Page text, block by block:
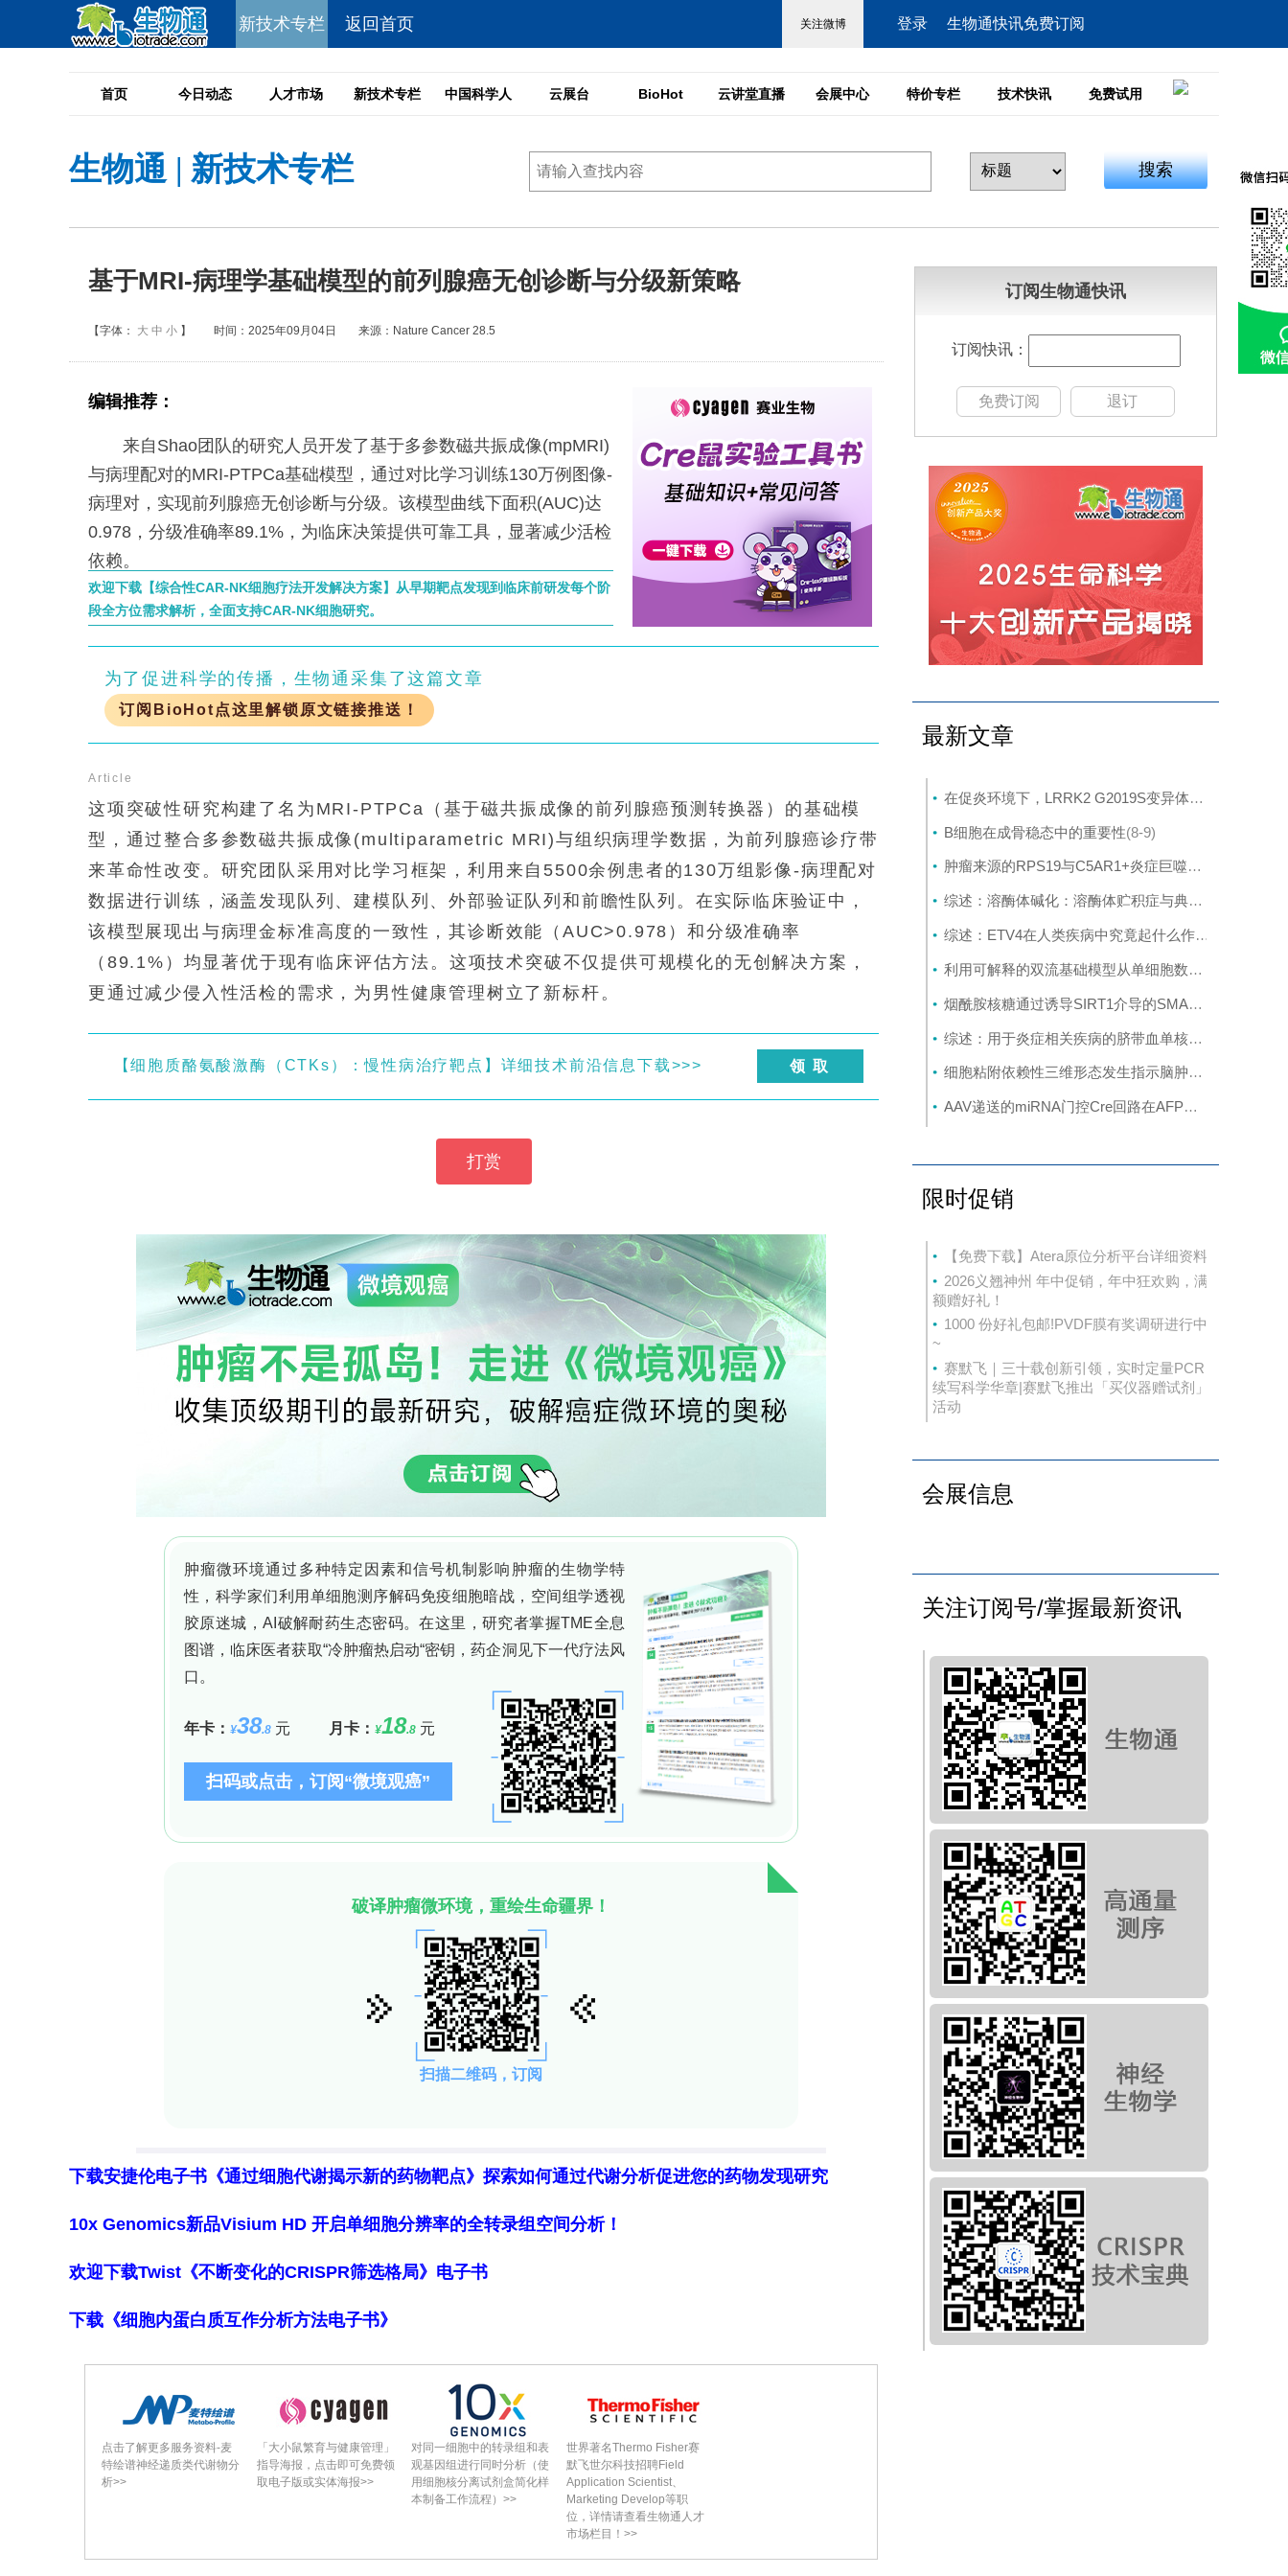
新技术专栏 返回首页 登录 生物通快讯免费订阅
首页 今日动态 人才市场 新技术专栏 中国科学人 云展台 BioHot 云讲堂直播 会展中心 特价专栏 技术快讯 免费试用
生物通 | 新技术专栏 搜索
基于MRI-病理学基础模型的前列腺癌无创诊断与分级新策略
【字体： 大 中 小 】 时间：2025年09月04日 来源：Nature Cancer 28.5
编辑推荐：
来自Shao团队的研究人员开发了基于多参数磁共振成像(mpMRI)
与病理配对的MRI-PTPCa基础模型，通过对比学习训练130万例图像-
病理对，实现前列腺癌无创诊断与分级。该模型曲线下面积(AUC)达
0.978，分级准确率89.1%，为临床决策提供可靠工具，显著减少活检
依赖。
欢迎下载【综合性CAR-NK细胞疗法开发解决方案】从早期靶点发现到临床前研发每个阶
段全方位需求解析，全面支持CAR-NK细胞研究。
为了促进科学的传播，生物通采集了这篇文章
订阅BioHot点这里解锁原文链接推送！
Article
这项突破性研究构建了名为MRI-PTPCa（基于磁共振成像的前列腺癌预测转换器）的基础模
型，通过整合多参数磁共振成像(multiparametric MRI)与组织病理学数据，为前列腺癌诊疗带
来革命性改变。研究团队采用对比学习框架，利用来自5500余例患者的130万组影像-病理配对
数据进行训练，涵盖发现队列、建模队列、外部验证队列和前瞻性队列。在实际临床验证中，
该模型展现出与病理金标准高度的一致性，其诊断效能（AUC>0.978）和分级准确率
（89.1%）均显著优于现有临床评估方法。这项技术突破不仅提供可规模化的无创解决方案，
更通过减少侵入性活检的需求，为男性健康管理树立了新标杆。
【细胞质酪氨酸激酶（CTKs）：慢性病治疗靶点】详细技术前沿信息下载>>> 领 取
打赏
下载安捷伦电子书《通过细胞代谢揭示新的药物靶点》探索如何通过代谢分析促进您的药物发现研究
10x Genomics新品Visium HD 开启单细胞分辨率的全转录组空间分析！
欢迎下载Twist《不断变化的CRISPR筛选格局》电子书
下载《细胞内蛋白质互作分析方法电子书》
点击了解更多服务资料-麦
特绘谱神经递质类代谢物分
析>>
「大小鼠繁育与健康管理」
指导海报，点击即可免费领
取电子版或实体海报>>
对同一细胞中的转录组和表
观基因组进行同时分析（使
用细胞核分离试剂盒简化样
本制备工作流程）>>
世界著名Thermo Fisher赛
默飞世尔科技招聘Field
Application Scientist、
Marketing Develop等职
位，详情请查看生物通人才
市场栏目！>>
订阅生物通快讯
订阅快讯：
免费订阅 退订
最新文章
在促炎环境下，LRRK2 G2019S变异体与帕金森病患者髓系细胞中的转录变化相关
B细胞在成骨稳态中的重要性(8-9)
肿瘤来源的RPS19与C5AR1+炎症巨噬细胞相互作用，促使星形胶质细胞重编程并推动胶质母细胞瘤的进展
综述：溶酶体碱化：溶酶体贮积症与典型神经退行性疾病中的共同机制
综述：ETV4在人类疾病中究竟起什么作用：新的功能、机制及治疗前景
利用可解释的双流基础模型从单细胞数据中揭示生物学奥秘
烟酰胺核糖通过诱导SIRT1介导的SMAD7去乙酰化以及激活TGF-β/SMAD2/3信号通路，促进人类脂肪干细胞的成软骨分化
综述：用于炎症相关疾病的脐带血单核细胞：免疫调节机制、临床证据及转化应用前景的综述
细胞粘附依赖性三维形态发生指示脑肿瘤侵袭性和化疗敏感性：球形腔培养研究
AAV递送的miRNA门控Cre回路在AFP活性的肝肿瘤模型中实现可编程的基因激活
限时促销
【免费下载】Atera原位分析平台详细资料
2026义翘神州 年中促销，年中狂欢购，满
额赠好礼！
1000 份好礼包邮!PVDF膜有奖调研进行中
~
赛默飞｜三十载创新引领，实时定量PCR
续写科学华章|赛默飞推出「买仪器赠试剂」
活动
会展信息
关注订阅号/掌握最新资讯